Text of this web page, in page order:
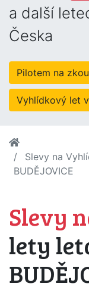
a další
Česka
Pilotem na
Vyhlídkový let
Slevy na
BUDĚJOVICE
Slevy
lety